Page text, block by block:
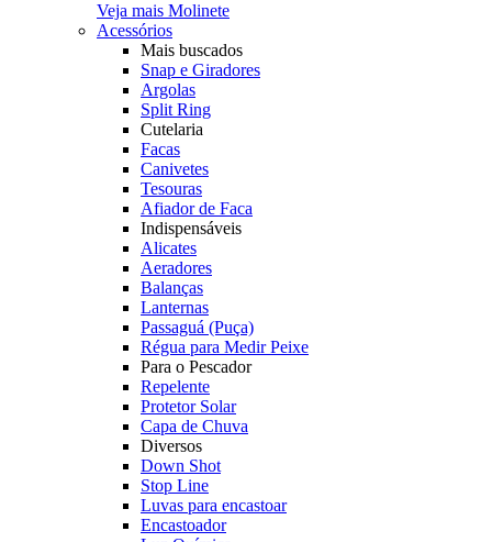
Veja mais Molinete
Acessórios
Mais buscados
Snap e Giradores
Argolas
Split Ring
Cutelaria
Facas
Canivetes
Tesouras
Afiador de Faca
Indispensáveis
Alicates
Aeradores
Balanças
Lanternas
Passaguá (Puça)
Régua para Medir Peixe
Para o Pescador
Repelente
Protetor Solar
Capa de Chuva
Diversos
Down Shot
Stop Line
Luvas para encastoar
Encastoador